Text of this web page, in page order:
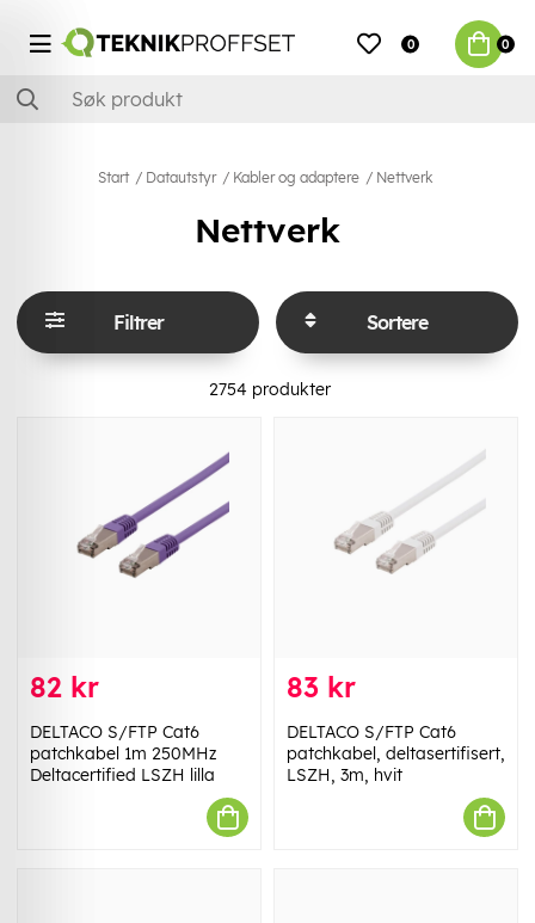
0 0
Start Datautstyr Kabler og adaptere Nettverk
Nettverk
Filtrer Sortere
2754 produkter
82 kr
DELTACO S/FTP Cat6
patchkabel 1m 250MHz
Deltacertified LSZH lilla
83 kr
DELTACO S/FTP Cat6
patchkabel, deltasertifisert,
LSZH, 3m, hvit